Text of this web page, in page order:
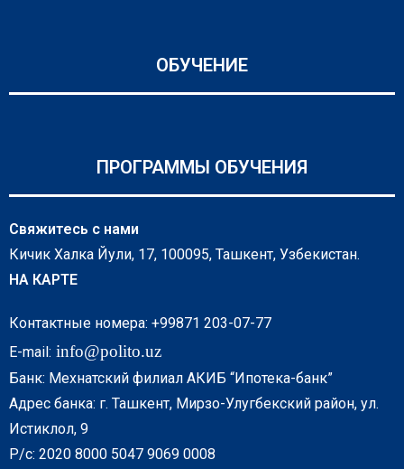
ОБУЧЕНИЕ
ПРОГРАММЫ ОБУЧЕНИЯ
Свяжитесь с нами
Кичик Халка Йули, 17, 100095, Ташкент, Узбекистан.
НА КАРТЕ
Контактные номера: +99871 203-07-77
E-mail: info@polito.uz
Банк: Мехнатский филиал АКИБ “Ипотека-банк”
Адрес банка: г. Ташкент, Мирзо-Улугбекский район, ул.
Истиклол, 9
Р/с: 2020 8000 5047 9069 0008